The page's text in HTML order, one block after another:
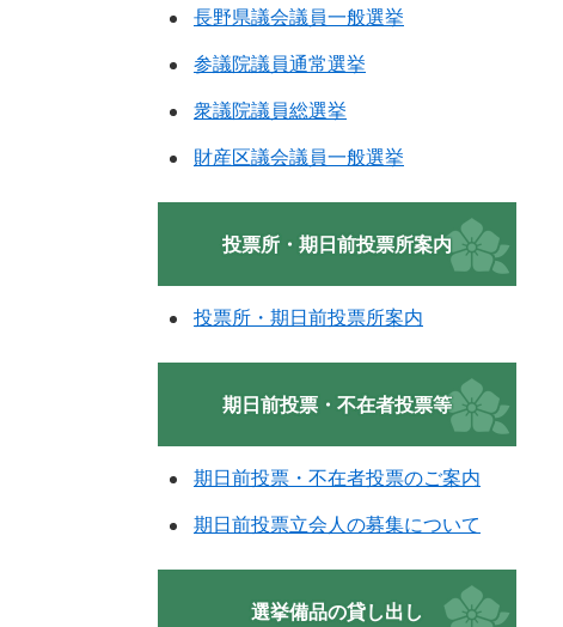
長野県議会議員一般選挙
参議院議員通常選挙
衆議院議員総選挙
財産区議会議員一般選挙
投票所・期日前投票所案内
投票所・期日前投票所案内
期日前投票・不在者投票等
期日前投票・不在者投票のご案内
期日前投票立会人の募集について
選挙備品の貸し出し